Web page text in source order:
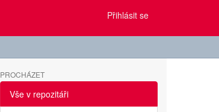
Přihlásit se
PROCHÁZET
Vše v repozitáři